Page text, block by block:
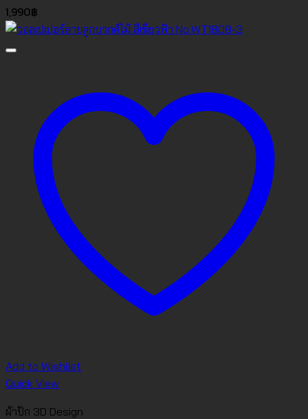
1,990฿
Add to Wishlist
Quick View
ผ้าปัก 3D Design